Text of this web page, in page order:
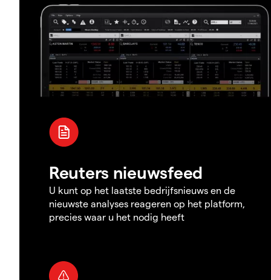
Reuters nieuwsfeed
U kunt op het laatste bedrijfsnieuws en de
nieuwste analyses reageren op het platform,
precies waar u het nodig heeft